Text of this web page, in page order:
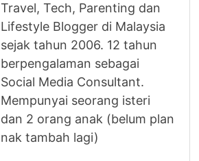
Travel, Tech, Parenting dan
Lifestyle Blogger di Malaysia
sejak tahun 2006. 12 tahun
berpengalaman sebagai
Social Media Consultant.
Mempunyai seorang isteri
dan 2 orang anak (belum plan
nak tambah lagi)